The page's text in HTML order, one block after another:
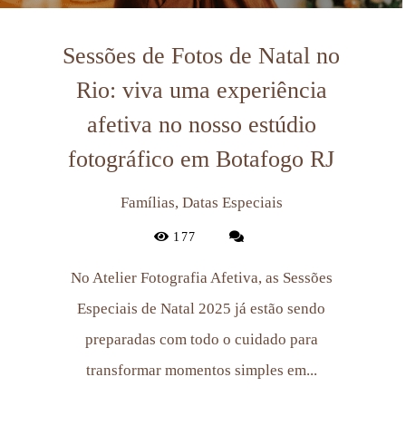
Sessões de Fotos de Natal no
Rio: viva uma experiência
afetiva no nosso estúdio
fotográfico em Botafogo RJ
Famílias, Datas Especiais
177
No Atelier Fotografia Afetiva, as Sessões
Especiais de Natal 2025 já estão sendo
preparadas com todo o cuidado para
transformar momentos simples em...